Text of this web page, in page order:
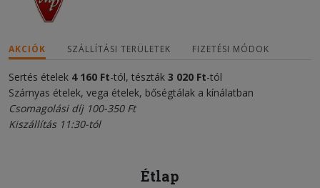
AKCIÓK SZÁLLÍTÁSI TERÜLETEK FIZETÉSI MÓDOK
Sertés ételek 4 160 Ft-tól, tészták 3 020 Ft-tól
Szárnyas ételek, vega ételek, bőségtálak a kínálatban
Csomagolási díj 100-350 Ft
Kiszállítás 11:30-tól
Étlap